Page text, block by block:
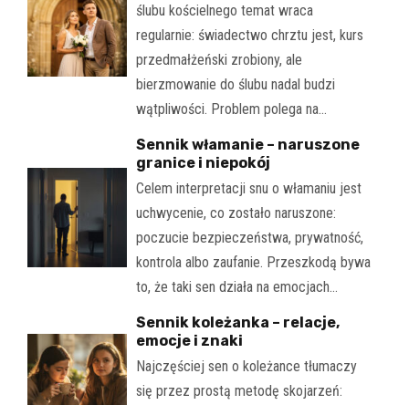
ślubu kościelnego temat wraca
regularnie: świadectwo chrztu jest, kurs
przedmałżeński zrobiony, ale
bierzmowanie do ślubu nadal budzi
wątpliwości. Problem polega na…
Sennik włamanie – naruszone
granice i niepokój
Celem interpretacji snu o włamaniu jest
uchwycenie, co zostało naruszone:
poczucie bezpieczeństwa, prywatność,
kontrola albo zaufanie. Przeszkodą bywa
to, że taki sen działa na emocjach…
Sennik koleżanka – relacje,
emocje i znaki
Najczęściej sen o koleżance tłumaczy
się przez prostą metodę skojarzeń: